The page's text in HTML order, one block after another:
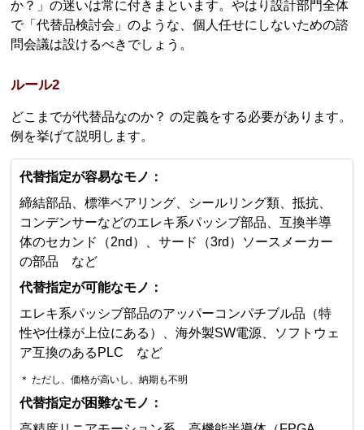
か？」の迷いは常に付きまといます。やはり設計部門全体
で「代替品検討会」のような、個人任せにしないための諮
問会議は設けるべきでしょう。
ルール2
どこまでが代替品なのか？ の定義をする必要があります。
例を挙げて説明します。
代替指定が容易なモノ：
締結部品、標準ベアリング、シールリング類、抵抗、
コンデンサーなどのエレキ系パッシブ部品、互換半導
体のセカンド（2nd）、サード（3rd）ソースメーカー
の部品 など
代替指定が可能なモノ：
エレキ系パッシブ部品のアッパーコンパチブル品（特
性や仕様が上位にある）、海外製SW電源、ソフトウェ
ア互換のあるPLC など
＊ ただし、価格が高いし、納期も不明
代替指定が困難なモノ：